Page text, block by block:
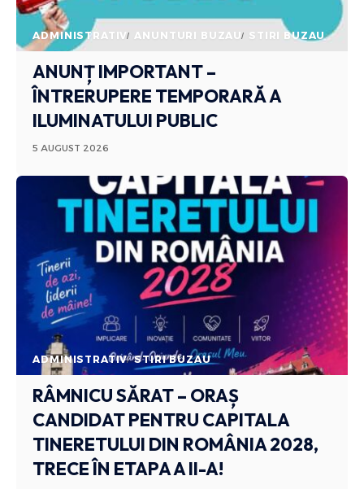
ADMINISTRATIV ANUNTURI BUZAU STIRI BUZAU
ANUNȚ IMPORTANT –
ÎNTRERUPERE TEMPORARĂ A
ILUMINATULUI PUBLIC
5 AUGUST 2026
ADMINISTRATIV STIRI BUZAU
RÂMNICU SĂRAT – ORAȘ
CANDIDAT PENTRU CAPITALA
TINERETULUI DIN ROMÂNIA 2028,
TRECE ÎN ETAPA A II-A!